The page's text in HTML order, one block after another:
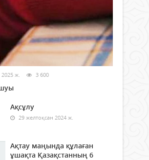
ж. 3 600
Ақсұлу
29 желтоқсан 2024 ж.
Ақтау маңында құлаған
ұшақта Қазақстанның 6